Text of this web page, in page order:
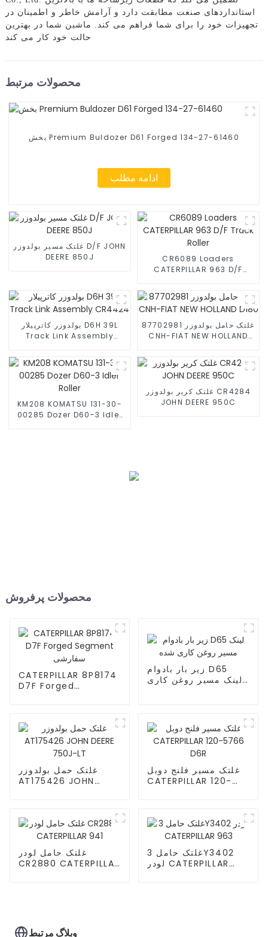
استانداردهای صنعت مطابقت دارد و آرامش خاطر و اطمینان در
تجهیزات خود را برای شما فراهم می کند. ماشین شما در بهترین
حالت خود کار می کند
محصولات مرتبط
بخش Premium Buldozer D61 Forged 134-27-61460
ادامه مطلب
غلتک مسیر بولدوزر D/F JOHN
DEERE 850J
CR6089 Loaders
CATERPILLAR 963 D/F
بولدوزر کاترپیلار D6H 39L
Track Link Assembly
غلتک حامل بولدوزر 87702981
CNH-FIAT NEW HOLLAND
KM208 KOMATSU 131-30-
00285 Dozer D60-3 Idler
غلتک کریر بولدوزر CR4284
JOHN DEERE 950C
محصولات پرفروش
CATERPILLAR 8P8174
D7F Forged
زیر بار بادوام D65
لینک مسیر روغن کاری
غلتک حمل بولدوزر
AT175426 JOHN
غلتک مسیر فلنج دوبل
CATERPILLAR 120-
غلتک حامل لودر
CR2880 CATERPILLAR
غلتک حامل 3Y3402
لودر CATERPILLAR
وبلاگ مرتبط